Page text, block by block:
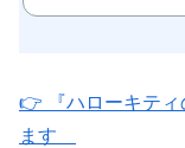
👉 『ハローキティ
ます